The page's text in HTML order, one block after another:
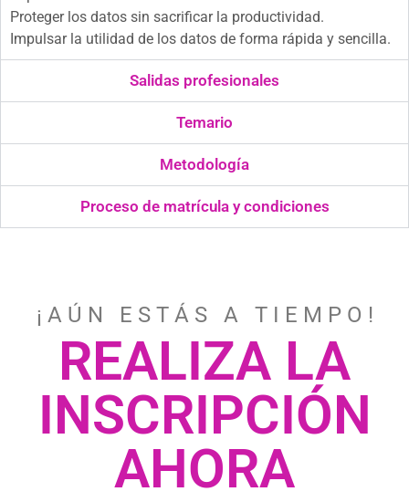
Proteger los datos sin sacrificar la productividad.
Impulsar la utilidad de los datos de forma rápida y sencilla.
Salidas profesionales
Temario
Metodología
Proceso de matrícula y condiciones
¡ A Ú N E S T Á S A T I E M P O !
REALIZA LA
INSCRIPCIÓN
AHORA